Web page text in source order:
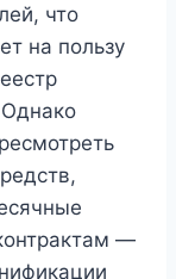
что
на пользу
Однако
—